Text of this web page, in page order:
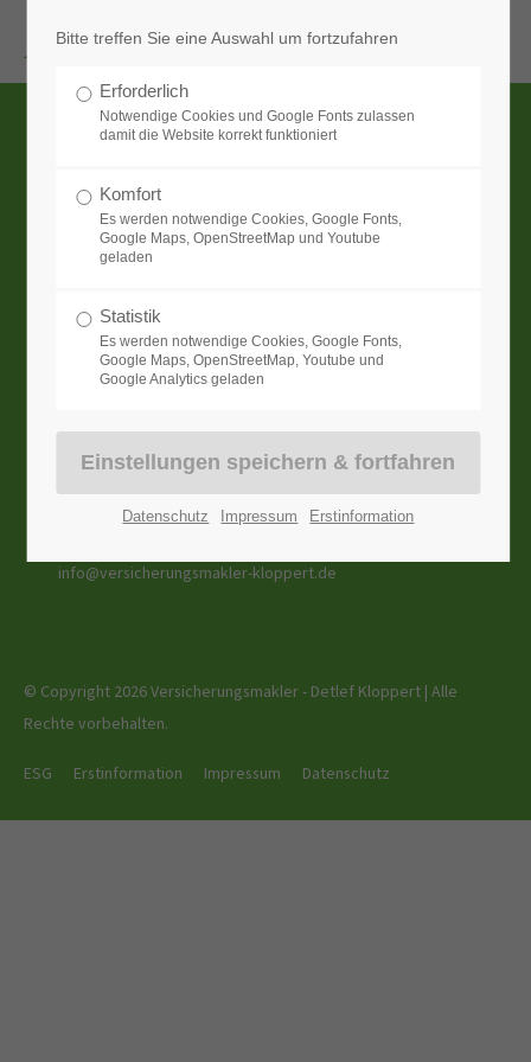
Ihr unabhängiger Versicherungsmakler mit maßgeschneiderter
Beratung für Privat- und Firmenkunden aus Karlsruhe.
Detlef Kloppert
Versicherungsmakler
Postfach 41 05 02
0172 7601138
info@versicherungsmakler-kloppert.de
© Copyright 2026 Versicherungsmakler - Detlef Kloppert | Alle
Rechte vorbehalten.
ESG Erstinformation Impressum Datenschutz
Bitte treffen Sie eine Auswahl um fortzufahren
Erforderlich
Notwendige Cookies und Google Fonts zulassen
damit die Website korrekt funktioniert
Komfort
Es werden notwendige Cookies, Google Fonts,
Google Maps, OpenStreetMap und Youtube
geladen
Statistik
Es werden notwendige Cookies, Google Fonts,
Google Maps, OpenStreetMap, Youtube und
Google Analytics geladen
Datenschutz Impressum Erstinformation